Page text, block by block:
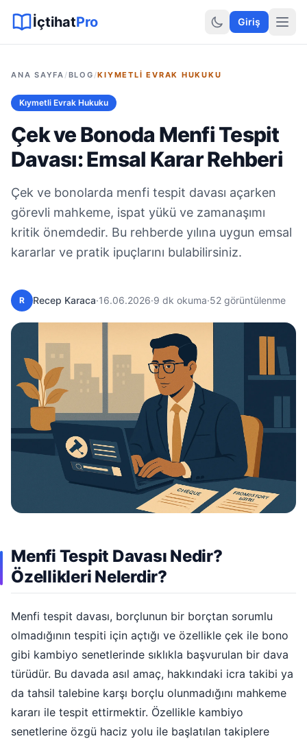
Hukuki Araçlar
İçtihatPro Giriş
ANA SAYFA /BLOG /KIYMETLI EVRAK HUKUKU
Kıymetli Evrak Hukuku
Çek ve Bonoda Menfi Tespit
Davası: Emsal Karar Rehberi
Çek ve bonolarda menfi tespit davası açarken
görevli mahkeme, ispat yükü ve zamanaşımı
kritik önemdedir. Bu rehberde yılına uygun emsal
kararlar ve pratik ipuçlarını bulabilirsiniz.
R Recep Karaca·16.06.2026·9 dk okuma·52 görüntülenme
Menfi Tespit Davası Nedir?
Özellikleri Nelerdir?
Menfi tespit davası, borçlunun bir borçtan sorumlu
olmadığının tespiti için açtığı ve özellikle çek ile bono
gibi kambiyo senetlerinde sıklıkla başvurulan bir dava
türüdür. Bu davada asıl amaç, hakkındaki icra takibi ya
da tahsil talebine karşı borçlu olunmadığını mahkeme
kararı ile tespit ettirmektir. Özellikle kambiyo
senetlerine özgü haciz yolu ile başlatılan takiplere